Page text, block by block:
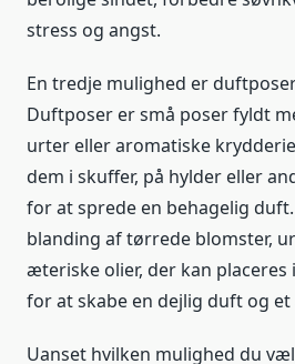
stress og angst.
En tredje mulighed er
Duftposer er små poser fyldt
urter eller aromatiske
dem i skuffer, på hylder eller
for at sprede en behagelig
blanding af tørrede blomster,
æteriske olier, der kan placeres
for at skabe en dejlig duft og
Uanset hvilken mulighed du